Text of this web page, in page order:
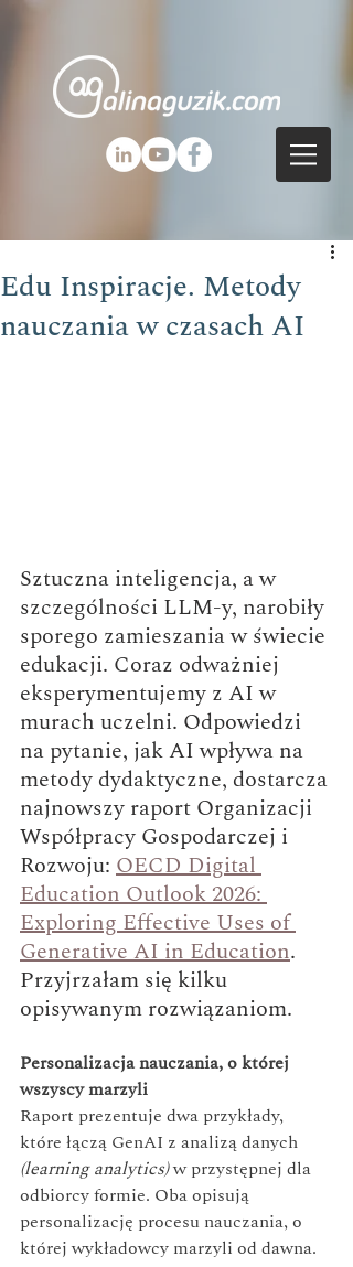
Edu Inspiracje. Metody
nauczania w czasach AI
Sztuczna inteligencja, a w
szczególności LLM-y, narobiły
sporego zamieszania w świecie
edukacji. Coraz odważniej
eksperymentujemy z AI w
murach uczelni. Odpowiedzi
na pytanie, jak AI wpływa na
metody dydaktyczne, dostarcza
najnowszy raport Organizacji
Współpracy Gospodarczej i
Rozwoju: OECD Digital
Education Outlook 2026:
Exploring Effective Uses of
Generative AI in Education.
Przyjrzałam się kilku
opisywanym rozwiązaniom.
Personalizacja nauczania, o której
wszyscy marzyli
Raport prezentuje dwa przykłady,
które łączą GenAI z analizą danych
(learning analytics) w przystępnej dla
odbiorcy formie. Oba opisują
personalizację procesu nauczania, o
której wykładowcy marzyli od dawna.